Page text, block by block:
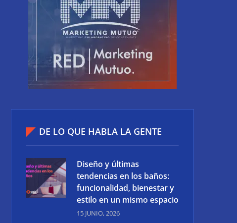
DE LO QUE HABLA LA GENTE
Diseño y últimas
tendencias en los baños:
funcionalidad, bienestar y
estilo en un mismo espacio
15 JUNIO, 2026